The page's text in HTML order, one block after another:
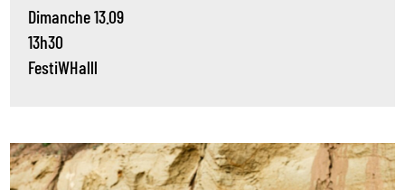
Dimanche 13.09
13h30
FestiWHalll